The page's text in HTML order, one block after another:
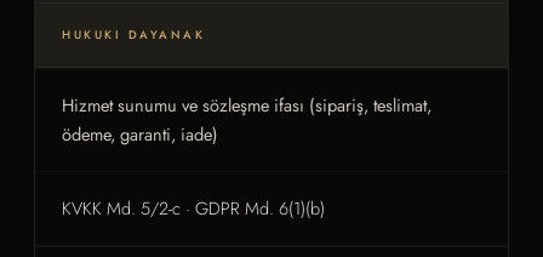
HUKUKI DAYANAK
Hizmet sunumu ve sözleşme ifası (sipariş, teslimat,
ödeme, garanti, iade)
KVKK Md. 5/2-c · GDPR Md. 6(1)(b)